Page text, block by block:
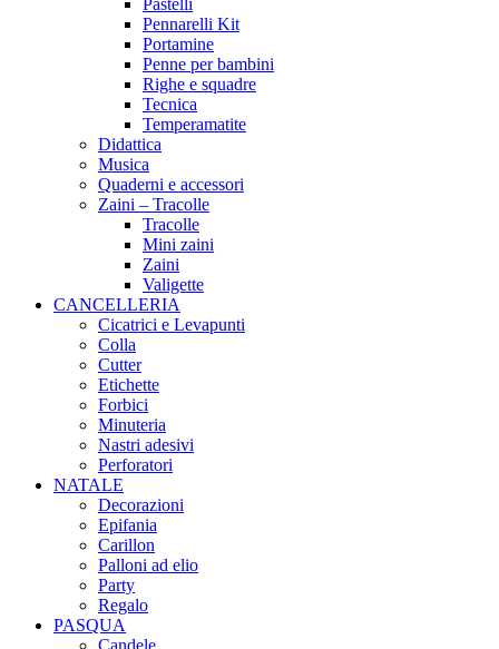
Pennarelli Kit
Portamine
Penne per bambini
Righe e squadre
Tecnica
Temperamatite
Didattica
Musica
Quaderni e accessori
Zaini – Tracolle
Tracolle
Mini zaini
Zaini
Valigette
CANCELLERIA
Cicatrici e Levapunti
Colla
Cutter
Etichette
Forbici
Minuteria
Nastri adesivi
Perforatori
NATALE
Decorazioni
Epifania
Carillon
Palloni ad elio
Party
Regalo
PASQUA
Candele